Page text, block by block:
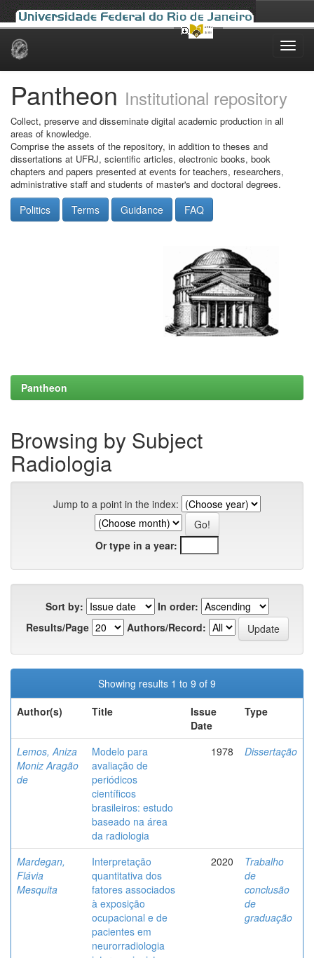
Skip
Pantheon Institutional repository
Collect, preserve and disseminate digital academic production in all
areas of knowledge.
Comprise the assets of the repository, in addition to theses and
dissertations at UFRJ, scientific articles, electronic books, book
chapters and papers presented at events for teachers, researchers,
administrative staff and students of master's and doctoral degrees.
Politics Terms Guidance FAQ
Pantheon
Browsing by Subject
Radiologia
Jump to a point in the index:
Or type in a year:
Sort by:
In order:
Results/Page
Authors/Record:
Showing results 1 to 9 of 9
Author(s)
Title
Issue
Date
Type
Lemos, Aniza
Moniz Aragão
de
Modelo para
avaliação de
periódicos
científicos
brasileiros: estudo
baseado na área
da radiologia
1978 Dissertação
Mardegan,
Flávia
Mesquita
Interpretação
quantitativa dos
fatores associados
à exposição
ocupacional e de
pacientes em
neurorradiologia
2020
Trabalho
de
conclusão
de
graduação